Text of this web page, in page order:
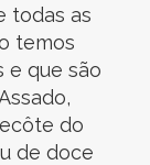
todas as
temos
e que são
do
de doce